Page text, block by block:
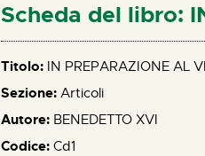
Scheda del libro:
Titolo: IN PREPARAZIONE AL
Sezione: Articoli
Autore: BENEDETTO XVI
Codice: Cd1